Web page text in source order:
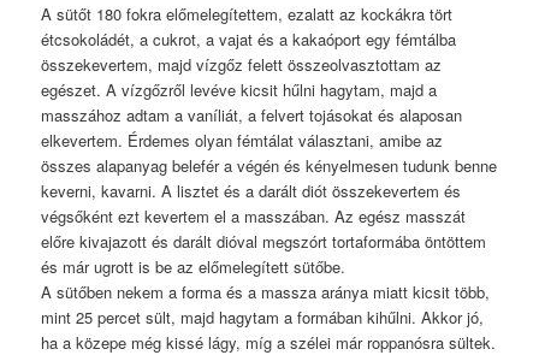
A sütőt 180 fokra előmelegítettem, ezalatt az kockákra tört
étcsokoládét, a cukrot, a vajat és a kakaóport egy fémtálba
összekevertem, majd vízgőz felett összeolvasztottam az
egészet. A vízgőzről levéve kicsit hűlni hagytam, majd a
masszához adtam a vaníliát, a felvert tojásokat és alaposan
elkevertem. Érdemes olyan fémtálat választani, amibe az
összes alapanyag belefér a végén és kényelmesen tudunk benne
keverni, kavarni. A lisztet és a darált diót összekevertem és
végsőként ezt kevertem el a masszában. Az egész masszát
előre kivajazott és darált dióval megszórt tortaformába öntöttem
és már ugrott is be az előmelegített sütőbe.
A sütőben nekem a forma és a massza aránya miatt kicsit több,
mint 25 percet sült, majd hagytam a formában kihűlni. Akkor jó,
ha a közepe még kissé lágy, míg a szélei már roppanósra sültek.